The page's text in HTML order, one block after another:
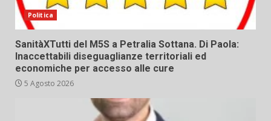
Politica
SanitàXTutti del M5S a Petralia Sottana. Di Paola:
Inaccettabili diseguaglianze territoriali ed
economiche per accesso alle cure
5 Agosto 2026